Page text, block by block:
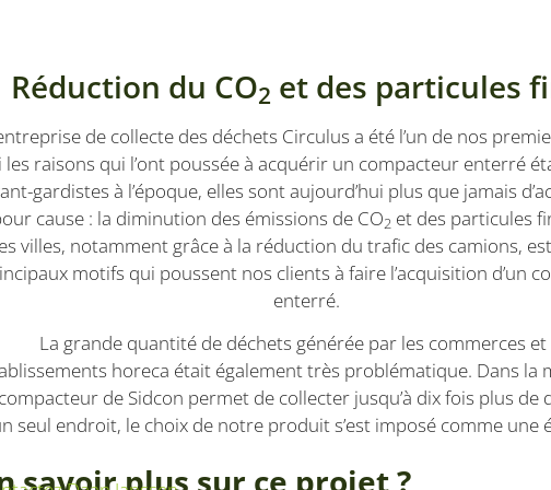
Réduction du CO2 et des particules
de collecte des déchets Circulus a été l’un de nos
les raisons qui l’ont poussée à acquérir un compacteur enterré
gardistes à l’époque, elles sont aujourd’hui plus que jamais
cause : la diminution des émissions de CO2 et des particules
villes, notamment grâce à la réduction du trafic des camions, est
motifs qui poussent nos clients à faire l’acquisition d’un
enterré.
La grande quantité de déchets générée par les commerces et
horeca était également très problématique. Dans la
de Sidcon permet de collecter jusqu’à dix fois plus de
seul endroit, le choix de notre produit s’est imposé comme une
savoir plus sur ce projet ?
nouvelle ou l'ancienne version de l'interface
Ce cookie est défini par YouTube pour suivre les
Microsoft
Corporation
.linkedin.com
1 an
Dit is een Microsoft MSN 1st party cookie voor het
inhoud van de website via social media.